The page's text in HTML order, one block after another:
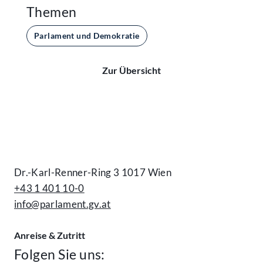
Themen
Parlament und Demokratie
Zur Übersicht
Dr.-Karl-Renner-Ring 3 1017 Wien
+43 1 401 10-0
info@parlament.gv.at
Anreise & Zutritt
Folgen Sie uns: